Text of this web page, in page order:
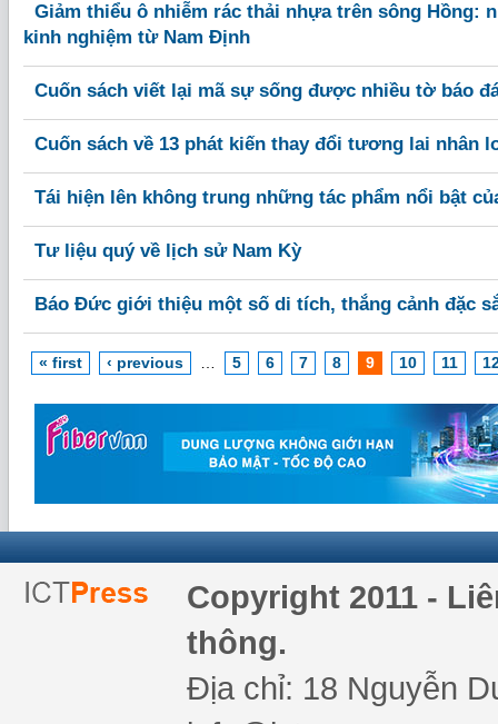
Giảm thiểu ô nhiễm rác thải nhựa trên sông Hồng:
kinh nghiệm từ Nam Định
Cuốn sách viết lại mã sự sống được nhiều tờ báo
Cuốn sách về 13 phát kiến thay đổi tương lai nhân
Tái hiện lên không trung những tác phẩm nổi bật
Tư liệu quý về lịch sử Nam Kỳ
Báo Đức giới thiệu một số di tích, thắng cảnh đặc
« first ‹ previous 5 6 7 8 9 10 11
Copyright 2011 -
thông.
Địa chỉ: 18 Nguyễn